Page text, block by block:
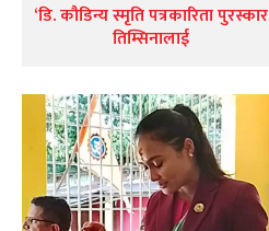
‘डि. कौडिन्य स्मृति पत्रकारिता पुरस्कार
तिम्सिनालाई